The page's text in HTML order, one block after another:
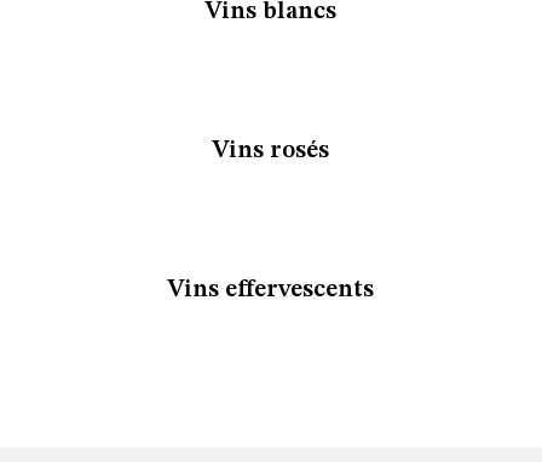
Vins blancs
Vins rosés
Vins effervescents